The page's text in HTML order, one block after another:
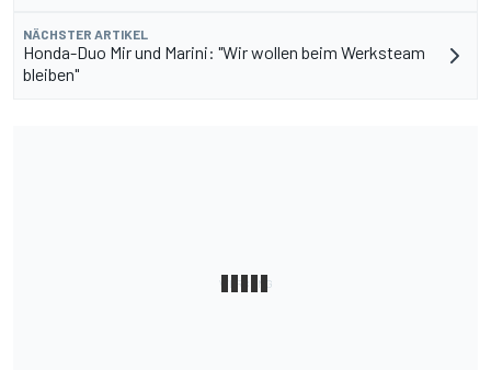
NÄCHSTER ARTIKEL
Honda-Duo Mir und Marini: "Wir wollen beim Werksteam
bleiben"